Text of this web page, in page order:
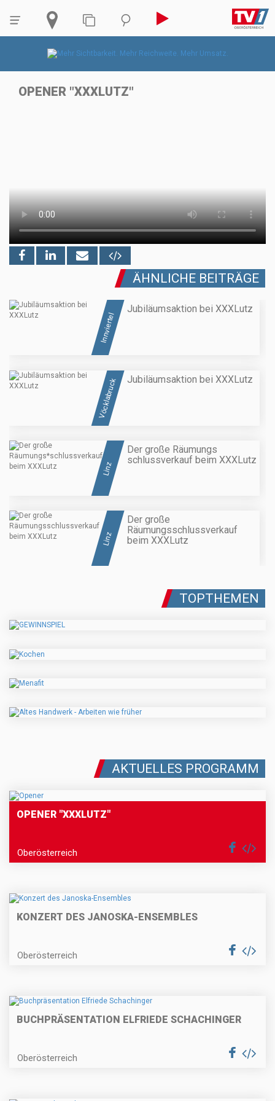
OPENER "XXXLUTZ"
ÄHNLICHE BEITRÄGE
Innviertel
Jubiläumsaktion bei XXXLutz
Vöcklabruck Jubiläumsaktion bei XXXLutz
Linz
Der große Räumungs
schlussverkauf beim XXXLutz
Linz
Der große
Räumungsschlussverkauf
beim XXXLutz
TOPTHEMEN
AKTUELLES PROGRAMM
OPENER "XXXLUTZ"
Oberösterreich
KONZERT DES JANOSKA-ENSEMBLES
Oberösterreich
BUCHPRÄSENTATION ELFRIEDE SCHACHINGER
Oberösterreich